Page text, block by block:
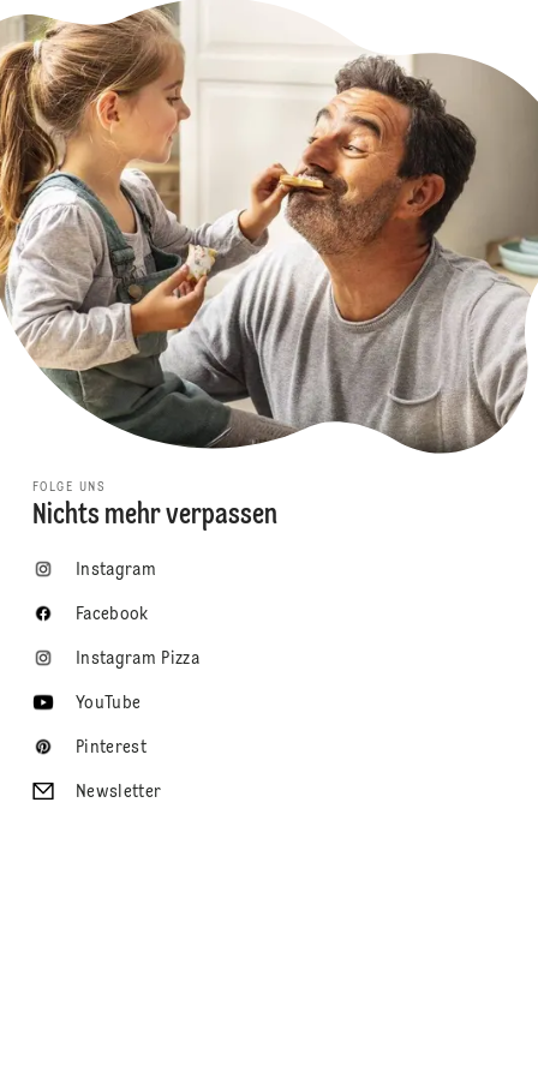
FOLGE UNS
Nichts mehr verpassen
Instagram
Facebook
Instagram Pizza
YouTube
Pinterest
Newsletter